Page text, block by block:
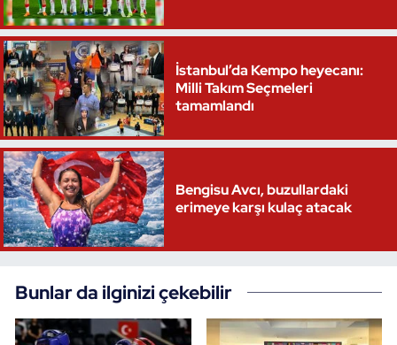
İstanbul’da Kempo heyecanı:
Milli Takım Seçmeleri
tamamlandı
Bengisu Avcı, buzullardaki
erimeye karşı kulaç atacak
Bunlar da ilginizi çekebilir
Triatlon
Voleybol
Vücut Geliştirme Fitness
Wushu Kungfu
Yelken